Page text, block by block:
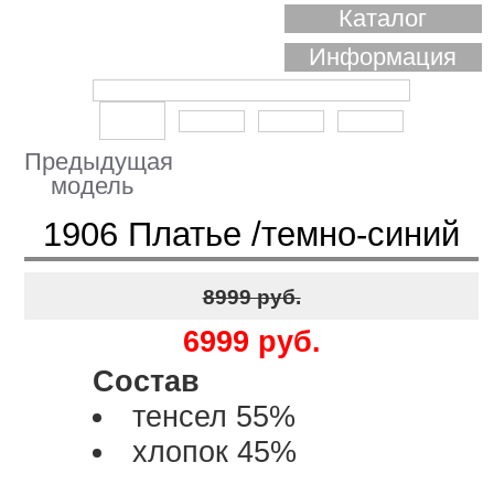
Каталог
Информация
Предыдущая
модель
1906 Платье /темно-синий
8999 руб.
6999 руб.
Состав
тенсел 55%
хлопок 45%